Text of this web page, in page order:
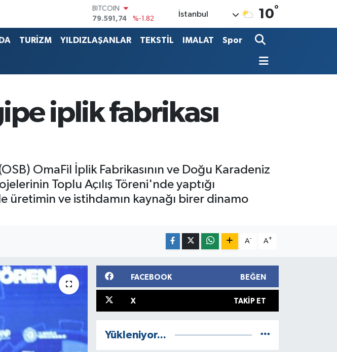
DOLAR
45,43620
%0.02
EURO
53,38690
%0.19
14.598,00
%0
BITCOIN
79.591,74
%-1.82
İstanbul 10°
TURİZM YILDIZLAŞANLAR TEKSTİL IMALAT Spor
iplik fabrikası
OmaFil İplik Fabrikasının ve Doğu Karadeniz
Toplu Açılış Töreni'nde yaptığı
üretimin ve istihdamın kaynağı birer dinamo
A- A+
FACEBOOK BEĞEN
X TAKIP ET
Yükleniyor...